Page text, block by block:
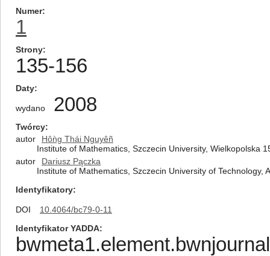
Numer
1
Strony
135-156
Daty
wydano 2008
Twórcy
autor
Hôǹg Thái Nguyêñ
Institute of Mathematics, Szczecin University, Wielkopolska
autor
Dariusz Pączka
Institute of Mathematics, Szczecin University of Technology,
Identyfikatory
DOI
10.4064/bc79-0-11
Identyfikator YADDA